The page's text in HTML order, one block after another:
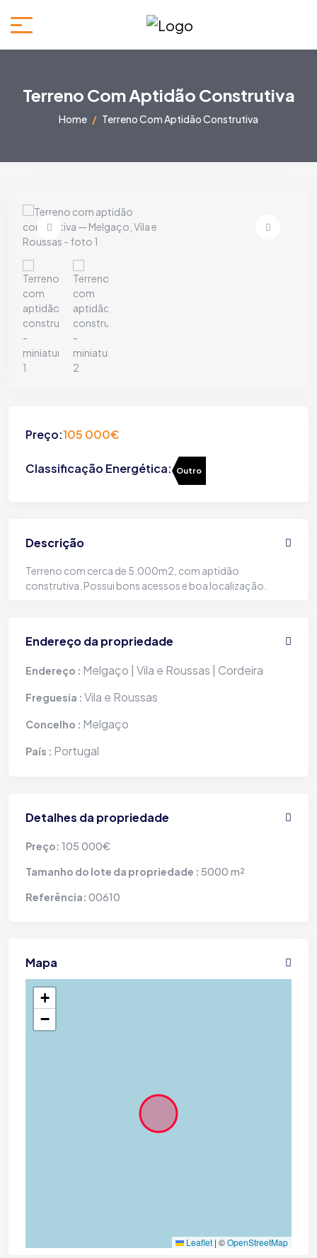
Terreno Com Aptidão Construtiva
Home Terreno Com Aptidão Construtiva
Preço:105 000€
Classificação Energética: Outro
Descrição
Terreno com cerca de 5.000m2, com aptidão
construtiva. Possui bons acessos e boa localização.
Endereço da propriedade
Endereço : Melgaço | Vila e Roussas | Cordeira
Freguesia : Vila e Roussas
Concelho : Melgaço
País : Portugal
Detalhes da propriedade
Preço: 105 000€
Tamanho do lote da propriedade : 5000 m²
Referência: 00610
Mapa
+
−
Leaflet | ©OpenStreetMap